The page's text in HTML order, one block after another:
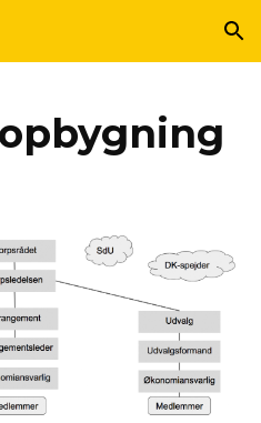
Skip to navigation